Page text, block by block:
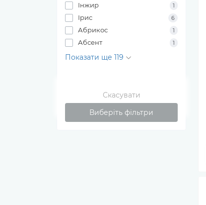
Інжир 1
Ірис 6
Абрикос 1
Абсент 1
Показати ще 119
Скасувати
Виберіть фільтри